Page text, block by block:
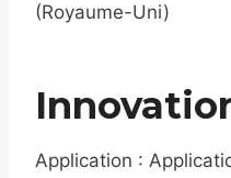
(Royaume-Uni)
Application :